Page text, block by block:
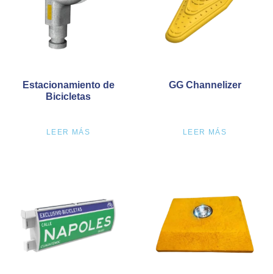
Estacionamiento de
Bicicletas
LEER MÁS
GG Channelizer
LEER MÁS